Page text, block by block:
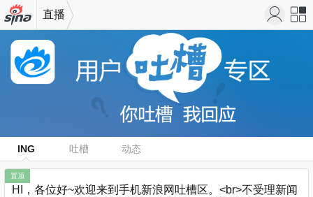
机新浪
直播
ING 吐槽 动态
置顶
HI，各位好~欢迎来到手机新浪网吐槽区。<br>不受理新闻